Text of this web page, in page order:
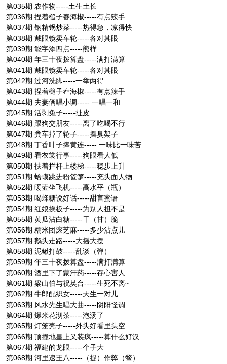
第035期 农作物-----土生土长
第036期 捏着槌子舂海椒-----有点辣手
第037期 钢精锅炒菜-----热得急，凉得快
第038期 戴眼镜卖车轮-----各对其眼
第039期 能字添四点-----熊样
第040期 年三十夜拨算盘-----满打满算
第041期 戴眼镜卖车轮-----各对其眼
第042期 过河洗脚-----一举两得
第043期 捏着槌子舂海椒-----有点辣手
第044期 夫妻俩唱小调----- 一唱一和
第045期 活剥兔子-----扯皮
第046期 跟狗交朋友-----离了吃喝不行
第047期 粪车掉了轮子-----摆臭架子
第048期 丁香叶子捧黄连----- 一味比一味苦
第049期 看衣裳行事-----狗眼看人低
第050期 扶着拦杆上楼梯-----稳步上升
第051期 蛤蟆跳进粉笸箩-----充头面人物
第052期 暖壶坐飞机-----高水平（瓶）
第053期 喝蜂糖说好话-----甜言蜜语
第054期 红娘挨板子-----为别人担不是
第055期 黄瓜沾白糖-----干（甘）脆
第056期 糯米团滚芝麻-----多少沾点儿
第057期 鹅头走路-----大摇大摆
第058期 泥鳅打鼓-----乱谈（弹）
第059期 年三十夜拨算盘-----满打满算
第060期 酒里下了蒙汗药-----存心害人
第061期 梁山伯与祝英台-----生死不离~
第062期 牛郎配织女-----天生一对儿
第063期 风水先生唱大曲-----阴阳怪调
第064期 爆米花沏茶-----泡汤了
第065期 灯笼壳子-----外头好看里头空
第066期 顶撞地皇上又装疯-----算什么好汉
第067期 福建的龙眼-----个子大
第068期 河里逮王八-----（捉）作弊（鳖）